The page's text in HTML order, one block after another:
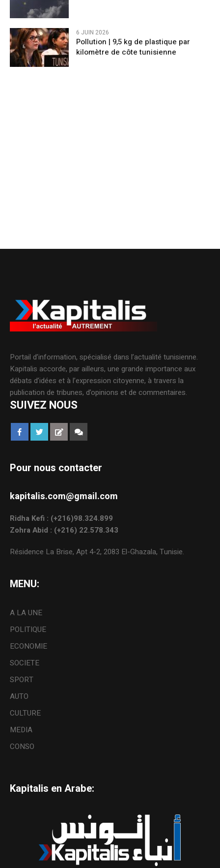
6 JUIN 2026
Pollution | 9,5 kg de plastique par
kilomètre de côte tunisienne
Portail d’information, spécialisé dans l’actualité tunisienne.
Kapitalis accorde, par ailleurs, une grande importance aux
débats d’idées et à l’expression citoyenne, à travers la
publication de tribunes, d’opinions et de commentaires.
SUIVEZ NOUS
Pour nous contacter
kapitalis.com@gmail.com
Ridha Kefi : (+216)98.324.899
Zohra Abid : (+216) 22.578.343
Résidence La Brise, Apt 4-2, 2083 El-Ghazala, Tunisie.
MENU:
A LA UNE
POLITIQUE
ECONOMIE
SOCIETE
SPORT
AUTO
CULTURE
MEDIA
CONSO
Kapitalis en Arabe: